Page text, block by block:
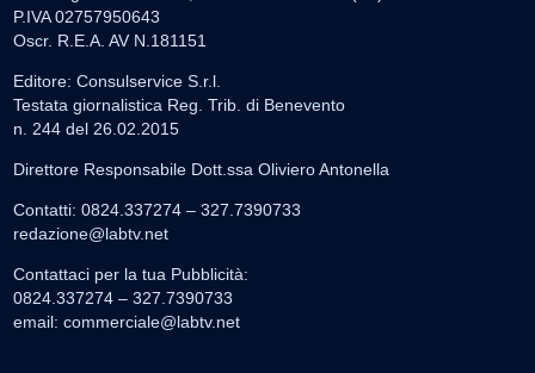
P.IVA 02757950643
Oscr. R.E.A. AV N.181151
Editore: Consulservice S.r.l.
Testata giornalistica Reg. Trib. di Benevento
n. 244 del 26.02.2015
Direttore Responsabile Dott.ssa Oliviero Antonella
Contatti: 0824.337274 – 327.7390733
redazione@labtv.net
Contattaci per la tua Pubblicità:
0824.337274 – 327.7390733
email: commerciale@labtv.net